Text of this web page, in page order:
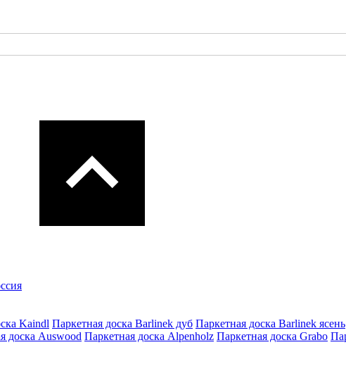
Kaindl Паркетная доска Barlinek дуб Паркетная доска Barlinek ясень
доска Auswood Паркетная доска Alpenholz Паркетная доска Grabo